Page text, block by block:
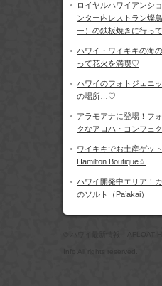
ロイヤルハワイアンシ
ンター内レストラン燦
ー）の鉄板焼きに行っ
ハワイ・ワイキキの海
って花火を満喫♡
ハワイのフォトジェニ
の場所…♡
アラモアナに登場！フ
クなアロハ・コンフェ
ワイキキでお土産ゲッ
Hamilton Boutique☆
ハワイ開発中エリア！
のソルト（Pa’akai）